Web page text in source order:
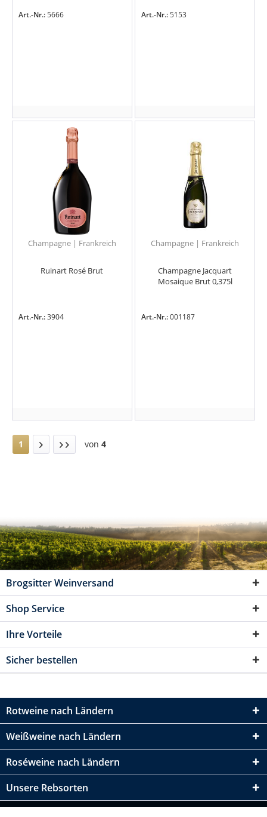
Art.-Nr.:5666 Art.-Nr.:5153
Champagne | Frankreich
Ruinart Rosé Brut
Art.-Nr.:3904
Champagne | Frankreich
Champagne Jacquart
Mosaique Brut 0,375l
Art.-Nr.:001187
1 von 4
Brogsitter Weinversand
Shop Service
Ihre Vorteile
Sicher bestellen
Rotweine nach Ländern
Weißweine nach Ländern
Roséweine nach Ländern
Unsere Rebsorten